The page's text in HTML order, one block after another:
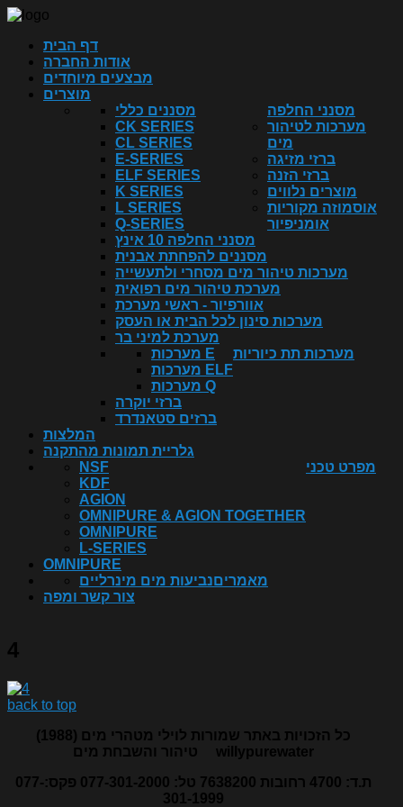
דף הבית
אודות החברה
מבצעים מיוחדים
מוצרים
מסנני החלפה
מסננים כללי
CK SERIES
CL SERIES
E-SERIES
ELF SERIES
K SERIES
L SERIES
Q-SERIES
מסנני החלפה 10 אינץ
מסננים להפחתת אבנית
מערכות לטיהור
מים
מערכות טיהור מים מסחרי ולתעשייה
מערכת טיהור מים רפואית
אוורפיור - ראשי מערכת
מערכות סינון לכל הבית או העסק
מערכת למיני בר
מערכות תת כיוריות
מערכות E
מערכות ELF
מערכות Q
ברזי מזיגה
ברזי יוקרה
ברזים סטאנדרד
ברזי הזנה
מוצרים נלווים
אוסמוזה מקוריות
אומניפיור
המלצות
גלריית תמונות מהתקנה
מפרט טכני
NSF
KDF
AGION
OMNIPURE & AGION TOGETHER
OMNIPURE
L-SERIES
OMNIPURE
מאמריםנביעות מים מינרליים
צור קשר ומפה
4
back to top
כל הזכויות באתר שמורות לוילי מטהרי מים (1988)
willypurewater
טיהור והשבחת מים
ת.ד: 4700 רחובות 7638200 טל: 077-301-2000 פקס:077-
301-1999